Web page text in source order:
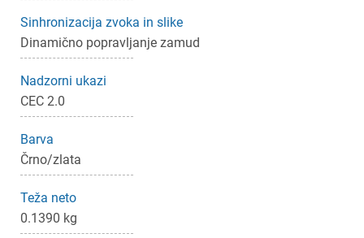
Sinhronizacija zvoka in slike
Dinamično popravljanje zamud
Nadzorni ukazi
CEC 2.0
Barva
Črno/zlata
Teža neto
0.1390 kg